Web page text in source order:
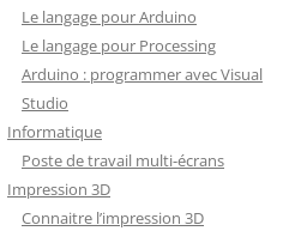
Le langage pour Arduino
Le langage pour Processing
Arduino : programmer avec Visual
Studio
Informatique
Poste de travail multi-écrans
Impression 3D
Connaitre l’impression 3D